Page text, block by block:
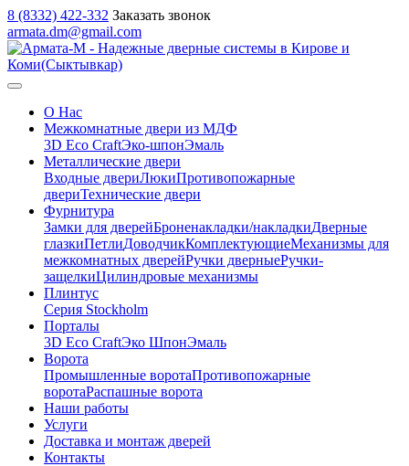
8 (8332) 422-332 Заказать звонок
armata.dm@gmail.com
О Нас
Межкомнатные двери из МДФ
3D Eco CraftЭко-шпонЭмаль
Металлические двери
Входные двериЛюкиПротивопожарные
двериТехнические двери
Фурнитура
Замки для дверейБроненакладки/накладкиДверные
глазкиПетлиДоводчикКомплектующиеМеханизмы для
межкомнатных дверейРучки дверныеРучки-
защелкиЦилиндровые механизмы
Плинтус
Серия Stockholm
Порталы
3D Eco CraftЭко ШпонЭмаль
Ворота
Промышленные воротаПротивопожарные
воротаРаспашные ворота
Наши работы
Услуги
Доставка и монтаж дверей
Контакты